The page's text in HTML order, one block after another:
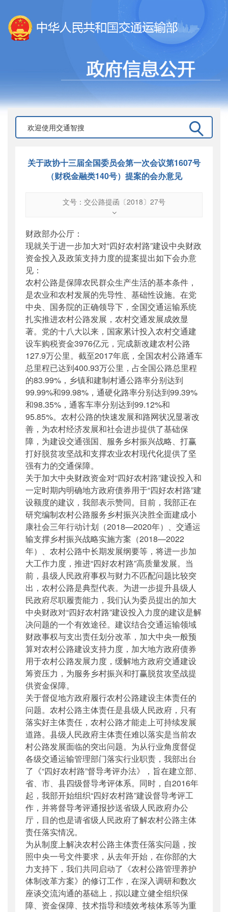
关于政协十三届全国委员会第一次会议第1607号
（财税金融类140号）提案的会办意见
文号：交公路提函〔2018〕27号
交公路提函〔2018〕27号
公开日期： 2018年06月06日
主题词 ：
十三届全国人大;提案;意见
机构分类
主题分类：公众参与
公文类型：部函
财政部办公厅：
现就关于进一步加大对“四好农村路”建设中央财政
资金投入及政策支持力度的提案提出如下会办意
见：
农村公路是保障农民群众生产生活的基本条件，
是农业和农村发展的先导性、基础性设施。在党
中央、国务院的正确领导下，全国交通运输系统
扎实推进农村公路发展，农村交通发展成效显
著。党的十八大以来，国家累计投入农村交通建
设车购税资金3976亿元，完成新改建农村公路
127.9万公里。截至2017年底，全国农村公路通车
总里程已达到400.93万公里，占全国公路总里程
的83.99%，乡镇和建制村通公路率分别达到
99.99%和99.98%，通硬化路率分别达到99.39%
和98.35%，通客车率分别达到99.12%和
95.85%。农村公路的快速发展和路网状况显著改
善，为农村经济发展和社会进步提供了基础保
障，为建设交通强国、服务乡村振兴战略、打赢
打好脱贫攻坚战和支撑农业农村现代化提供了坚
强有力的交通保障。
关于加大中央财政资金对“四好农村路”建设投入和
一定时期内明确地方政府债券用于“四好农村路”建
设额度的建议，我部表示赞同。目前，我部正在
研究编制农村公路服务乡村振兴决胜全面建成小
康社会三年行动计划（2018—2020年）、交通运
输支撑乡村振兴战略实施方案（2018—2022
年）、农村公路中长期发展纲要等，将进一步加
大工作力度，推进“四好农村路”高质量发展。当
前，县级人民政府事权与财力不匹配问题比较突
出，农村公路是典型代表。为进一步提升县级人
民政府尽职履责能力，我们认为委员提出的加大
中央财政对“四好农村路”建设投入力度的建议是解
决问题的一个有效途径。建议结合交通运输领域
财政事权与支出责任划分改革，加大中央一般预
算对农村公路建设支持力度，加大地方政府债券
用于农村公路发展力度，缓解地方政府交通建设
筹资压力，为服务乡村振兴和打赢脱贫攻坚战提
供资金保障。
关于督促地方政府履行农村公路建设主体责任的
问题。农村公路主体责任是县级人民政府，只有
落实好主体责任，农村公路才能走上可持续发展
道路。县级人民政府主体责任难以落实是当前农
村公路发展面临的突出问题。为从行业角度督促
各级交通运输管理部门落实行业职责，我部出台
了《“四好农村路”督导考评办法》，旨在建立部、
省、市、县四级督导考评体系。同时，自2016年
起，我部开始组织“四好农村路”建设督导考评工
作，并将督导考评通报抄送省级人民政府办公
厅，目的也是请省级人民政府了解农村公路主体
责任落实情况。
为从制度上解决农村公路主体责任落实问题，按
照中央一号文件要求，从去年开始，在你部的大
力支持下，我们共同启动了《农村公路管理养护
体制改革方案》的修订工作，在深入调研和数次
座谈交流沟通的基础上，拟以建立健全组织保
障、资金保障、技术指导和绩效考核体系等为重